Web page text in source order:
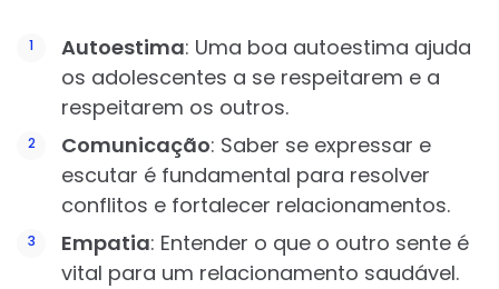
Autoestima: Uma boa autoestima ajuda
os adolescentes a se respeitarem e a
respeitarem os outros.
Comunicação: Saber se expressar e
escutar é fundamental para resolver
conflitos e fortalecer relacionamentos.
Empatia: Entender o que o outro sente é
vital para um relacionamento saudável.